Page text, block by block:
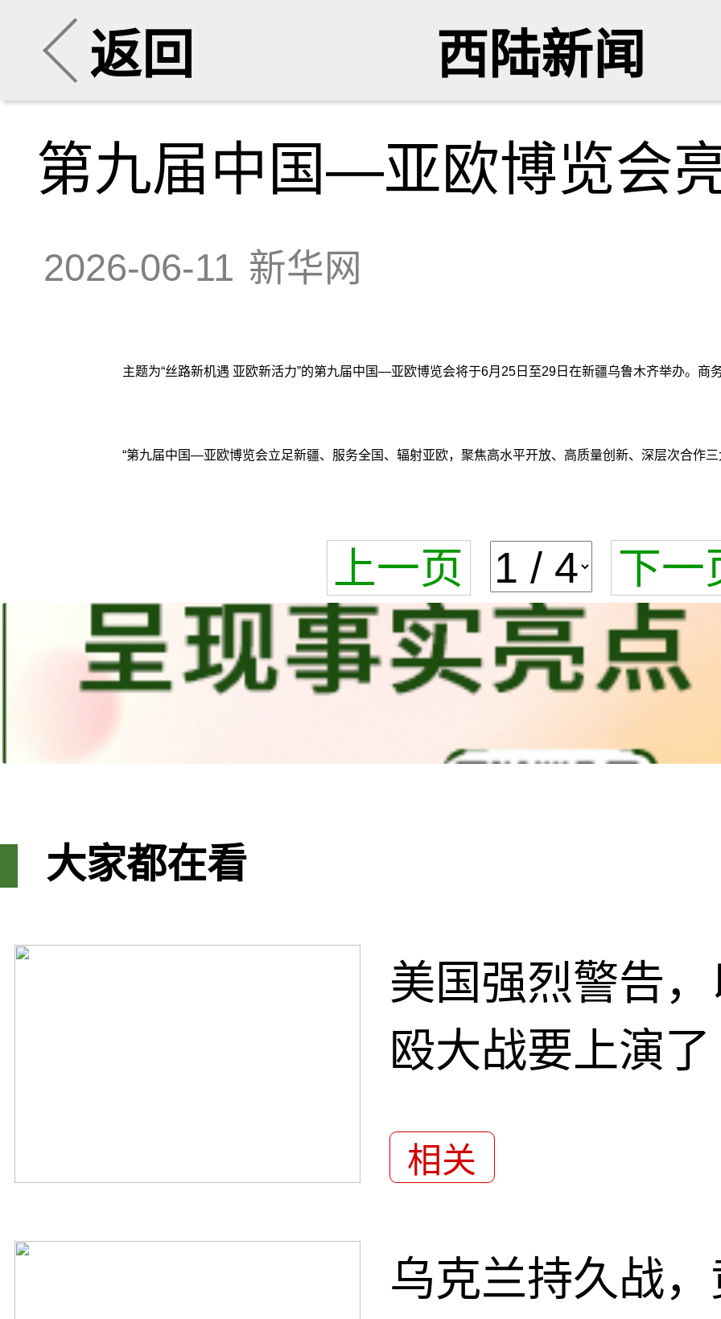
返回 西陆新闻
第九届中国—亚欧博览会
2026-06-11 新华网
主题为“丝路新机遇 亚欧新活力”的第九届中国—亚欧博览会将于6月25日至29日在新疆乌鲁木齐举办。商
“第九届中国—亚欧博览会立足新疆、服务全国、辐射亚欧，聚焦高水平开放、高质量创新、深层次合作
上一页 下一
大家都在看
美国强烈警告
殴大战要上演了
相关
乌克兰持久战